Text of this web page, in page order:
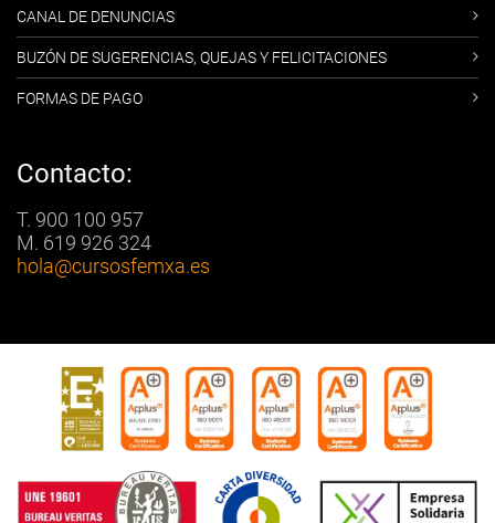
CANAL DE DENUNCIAS
BUZÓN DE SUGERENCIAS, QUEJAS Y FELICITACIONES
FORMAS DE PAGO
Contacto:
T. 900 100 957
M. 619 926 324
hola@cursosfemxa.es